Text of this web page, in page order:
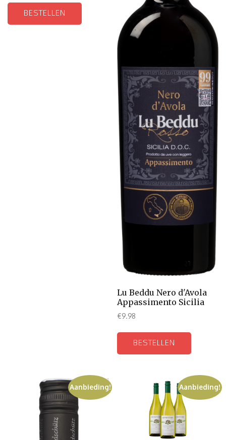
BESTELLEN
Lu Beddu Nero d'Avola
Appassimento Sicilia
€9.98
BESTELLEN
Aanbieding! Aanbieding!